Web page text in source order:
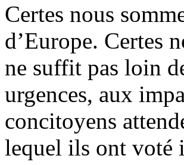
Certes nous
d’Europe. Certes
ne suffit pas loin
urgences, aux
concitoyens
lequel ils ont voté